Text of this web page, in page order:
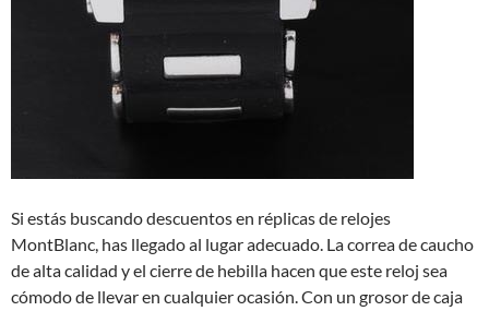
Si estás buscando descuentos en réplicas de relojes
MontBlanc, has llegado al lugar adecuado. La correa de caucho
de alta calidad y el cierre de hebilla hacen que este reloj sea
cómodo de llevar en cualquier ocasión. Con un grosor de caja